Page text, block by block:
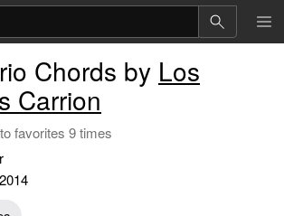
Chords by Los
Carrion
favorites 9 times